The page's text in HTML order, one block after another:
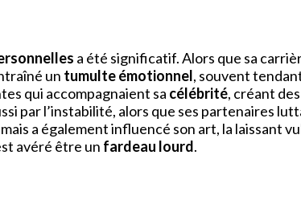
a été significatif. Alors que sa
un tumulte émotionnel, souvent
qui accompagnaient sa célébrité, créant
par l’instabilité, alors que ses partenaires
a également influencé son art, la laissant
avéré être un fardeau lourd.